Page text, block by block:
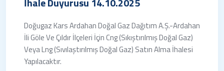
Doğugaz Kars Ardahan Doğal Gaz Dağıtım A.Ş.-Ardahan
İli Göle Ve Çıldır İlçeleri İçin Cng (Sıkıştırılmış Doğal Gaz)
Veya Lng (Sıvılaştırılmış Doğal Gaz) Satın Alma İhalesi
Yapılacaktır.